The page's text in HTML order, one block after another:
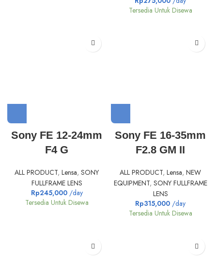
Tersedia Untuk Disewa
Sony FE 12-24mm
F4 G
ALL PRODUCT, Lensa, SONY
FULLFRAME LENS
Rp245,000/day
Tersedia Untuk Disewa
Sony FE 16-35mm
F2.8 GM II
ALL PRODUCT, Lensa, NEW
EQUIPMENT, SONY FULLFRAME
LENS
Rp315,000 /day
Tersedia Untuk Disewa